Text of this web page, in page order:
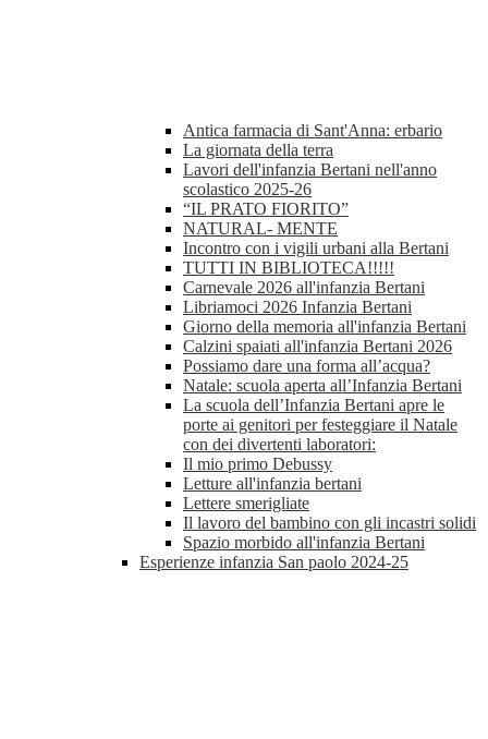
Antica farmacia di Sant'Anna: erbario
La giornata della terra
Lavori dell'infanzia Bertani nell'anno
scolastico 2025-26
“IL PRATO FIORITO”
NATURAL- MENTE
Incontro con i vigili urbani alla Bertani
TUTTI IN BIBLIOTECA!!!!!
Carnevale 2026 all'infanzia Bertani
Libriamoci 2026 Infanzia Bertani
Giorno della memoria all'infanzia Bertani
Calzini spaiati all'infanzia Bertani 2026
Possiamo dare una forma all’acqua?
Natale: scuola aperta all’Infanzia Bertani
La scuola dell’Infanzia Bertani apre le
porte ai genitori per festeggiare il Natale
con dei divertenti laboratori:
Il mio primo Debussy
Letture all'infanzia bertani
Lettere smerigliate
Il lavoro del bambino con gli incastri solidi
Spazio morbido all'infanzia Bertani
Esperienze infanzia San paolo 2024-25